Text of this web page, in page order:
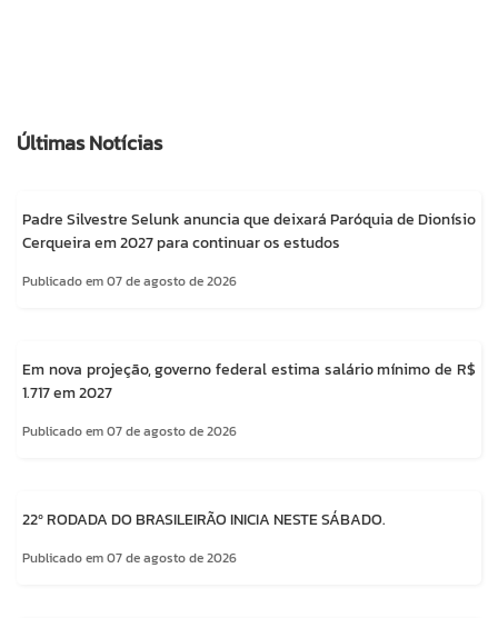
Últimas Notícias
Padre Silvestre Selunk anuncia que deixará Paróquia de Dionísio
Cerqueira em 2027 para continuar os estudos
Publicado em 07 de agosto de 2026
Em nova projeção, governo federal estima salário mínimo de R$
1.717 em 2027
Publicado em 07 de agosto de 2026
22º RODADA DO BRASILEIRÃO INICIA NESTE SÁBADO.
Publicado em 07 de agosto de 2026